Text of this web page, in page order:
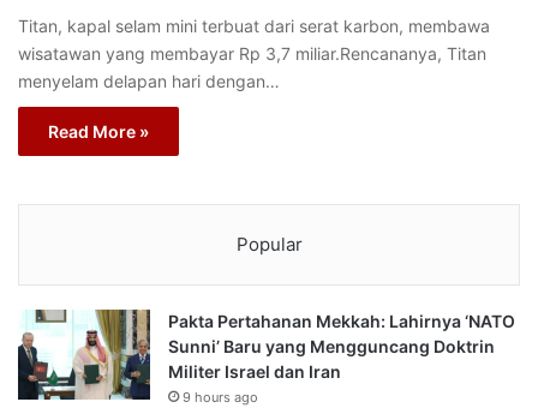
Titan, kapal selam mini terbuat dari serat karbon, membawa
wisatawan yang membayar Rp 3,7 miliar.Rencananya, Titan
menyelam delapan hari dengan…
Read More »
Popular
Pakta Pertahanan Mekkah: Lahirnya ‘NATO
Sunni’ Baru yang Mengguncang Doktrin
Militer Israel dan Iran
9 hours ago